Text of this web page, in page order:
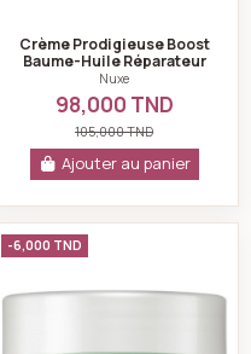
Crème Prodigieuse Boost
Baume-Huile Réparateur
Nuit 50 ml - Nuxe
Nuxe
98,000 TND
105,000 TND
Ajouter au panier
révélatrice de beauté 200
-6,000 TND